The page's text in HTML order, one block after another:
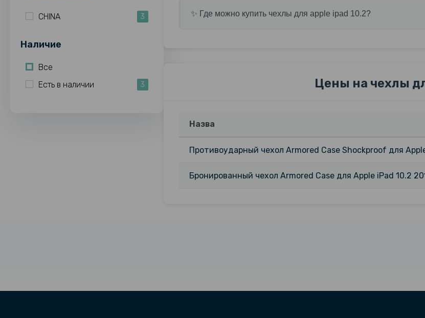
CHINA 3
Наличие
Все
Есть в наличии
3
✨ Где можно купить чехлы для apple ipad 10.2?
Цены на чехлы
Назва
Противоударный чехол Armored Case Shockproof для
Бронированный чехол Armored Case для Apple iPad 10.2